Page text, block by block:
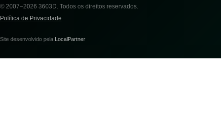
© 2007–2026 3603D. Todos os direitos reservados.
Política de Privacidade
Site desenvolvido pela LocalPartner